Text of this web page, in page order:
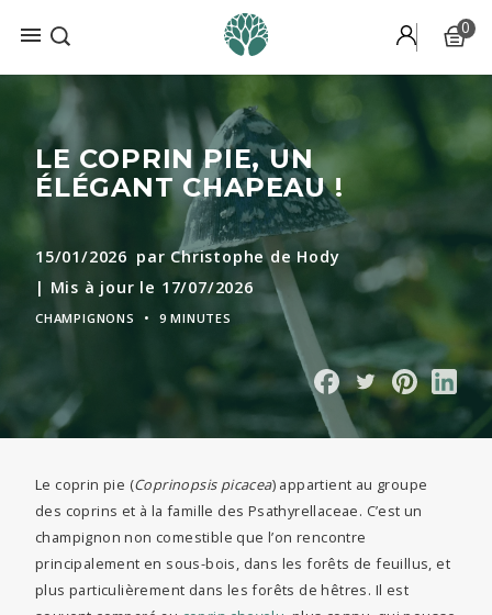
 0
LE COPRIN PIE, UN
ÉLÉGANT CHAPEAU !
15/01/2026 par Christophe de Hody
| Mis à jour le 17/07/2026
CHAMPIGNONS • 9 MINUTES
Le coprin pie (Coprinopsis picacea) appartient au groupe
des coprins et à la famille des Psathyrellaceae. C’est un
champignon non comestible que l’on rencontre
principalement en sous-bois, dans les forêts de feuillus, et
plus particulièrement dans les forêts de hêtres. Il est
Recevez gratuitement notre mini-formation
par nos experts.